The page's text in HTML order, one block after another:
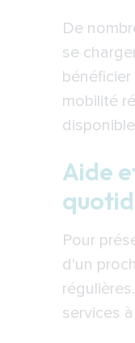
De
se
mobilité
Aide
Pour
d'un
services